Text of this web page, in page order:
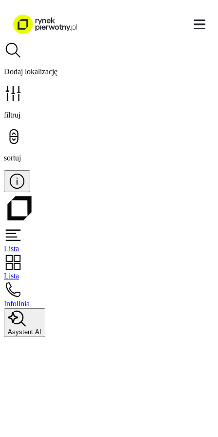
Dodaj lokalizację
filtruj
sortuj
Lista
Lista
Infolinia
Asystent AI